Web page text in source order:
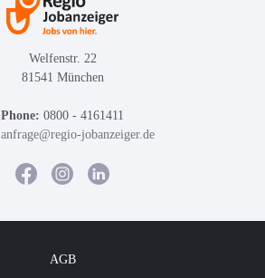
Welfenstr. 22
81541 München
Phone: 0800 - 4161411
anfrage@regio-jobanzeiger.de
AGB